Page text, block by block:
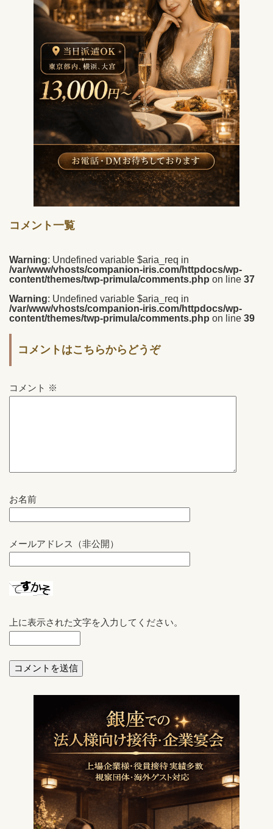
コメント一覧
Warning: Undefined variable $aria_req in
/var/www/vhosts/companion-iris.com/httpdocs/wp-
content/themes/twp-primula/comments.php on line 37
Warning: Undefined variable $aria_req in
/var/www/vhosts/companion-iris.com/httpdocs/wp-
content/themes/twp-primula/comments.php on line 39
コメントはこちらからどうぞ
コメント ※
お名前
メールアドレス（非公開）
上に表示された文字を入力してください。